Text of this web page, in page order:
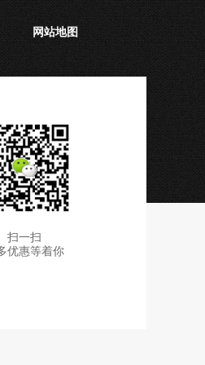
网站地图
扫一扫
优惠等着你